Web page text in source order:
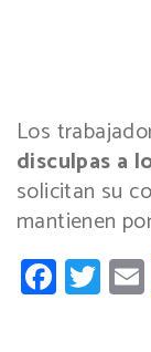
Los
disculpas a
solicitan su
mantienen